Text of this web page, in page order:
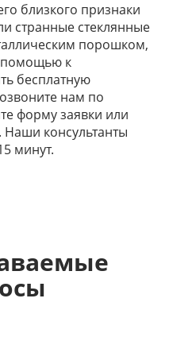
близкого признаки
странные стеклянные
порошком,
помощью к
бесплатную
нам по
форму заявки или
Наши консультанты
минут.